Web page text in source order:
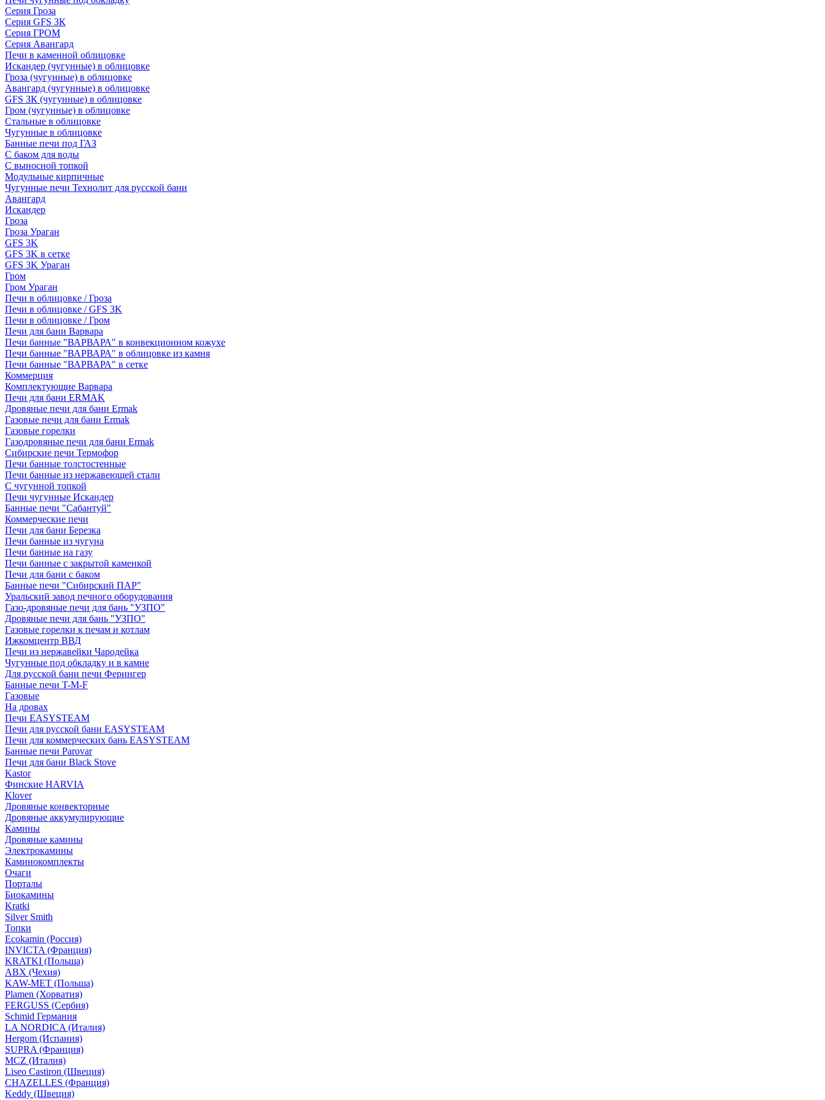
Серия Гроза
Серия GFS ЗК
Серия ГРОМ
Серия Авангард
Печи в каменной облицовке
Искандер (чугунные) в облицовке
Гроза (чугунные) в облицовке
Авангард (чугунные) в облицовке
GFS ЗК (чугунные) в облицовке
Гром (чугунные) в облицовке
Стальные в облицовке
Чугунные в облицовке
Банные печи под ГАЗ
С баком для воды
С выносной топкой
Модульные кирпичные
Чугунные печи Технолит для русской бани
Авангард
Искандер
Гроза
Гроза Ураган
GFS 3K
GFS 3K в сетке
GFS 3K Ураган
Гром
Гром Ураган
Печи в облицовке / Гроза
Печи в облицовке / GFS 3K
Печи в облицовке / Гром
Печи для бани Варвара
Печи банные "ВАРВАРА" в конвекционном кожухе
Печи банные "ВАРВАРА" в облицовке из камня
Печи банные "ВАРВАРА" в сетке
Коммерция
Комплектующие Варвара
Печи для бани ERMAK
Дровяные печи для бани Ermak
Газовые печи для бани Ermak
Газовые горелки
Газодровяные печи для бани Ermak
Сибирские печи Термофор
Печи банные толстостенные
Печи банные из нержавеющей стали
С чугунной топкой
Печи чугунные Искандер
Банные печи "Сабантуй"
Коммерческие печи
Печи для бани Березка
Печи банные из чугуна
Печи банные на газу
Печи банные с закрытой каменкой
Печи для бани с баком
Банные печи "Сибирский ПАР"
Уральский завод печного оборудования
Газо-дровяные печи для бань "УЗПО"
Дровяные печи для бань "УЗПО"
Газовые горелки к печам и котлам
Ижкомцентр ВВД
Печи из нержавейки Чародейка
Чугунные под обкладку и в камне
Для русской бани печи Ферингер
Банные печи T-M-F
Газовые
На дровах
Печи EASYSTEAM
Печи для русской бани EASYSTEAM
Печи для коммерческих бань EASYSTEAM
Банные печи Parovar
Печи для бани Black Stove
Kastor
Финские HARVIA
Klover
Дровяные конвекторные
Дровяные аккумулирующие
Камины
Дровяные камины
Электрокамины
Каминокомплекты
Очаги
Порталы
Биокамины
Kratki
Silver Smith
Топки
Ecokamin (Россия)
INVICTA (Франция)
KRATKI (Польша)
ABX (Чехия)
KAW-MET (Польша)
Plamen (Хорватия)
FERGUSS (Сербия)
Schmid Германия
LA NORDICA (Италия)
Hergom (Испания)
SUPRA (Франция)
MCZ (Италия)
Liseo Castiron (Швеция)
CHAZELLES (Франция)
Keddy (Швеция)